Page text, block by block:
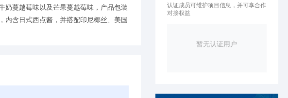
奶蔓越莓味以及芒果蔓越莓味，产品包装
内含日式西点酱，并搭配印尼椰丝、美国
认证成员可维护项目信息，并可享合作
对接权益
暂无认证用户